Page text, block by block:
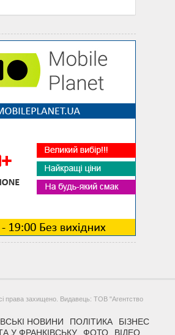
права захищено. Видавець: ТОВ "Агентство
НОВИНИ ПОЛІТИКА
БІЗНЕС
У ФРАНКІВСЬКУ ФОТО ВІДЕО